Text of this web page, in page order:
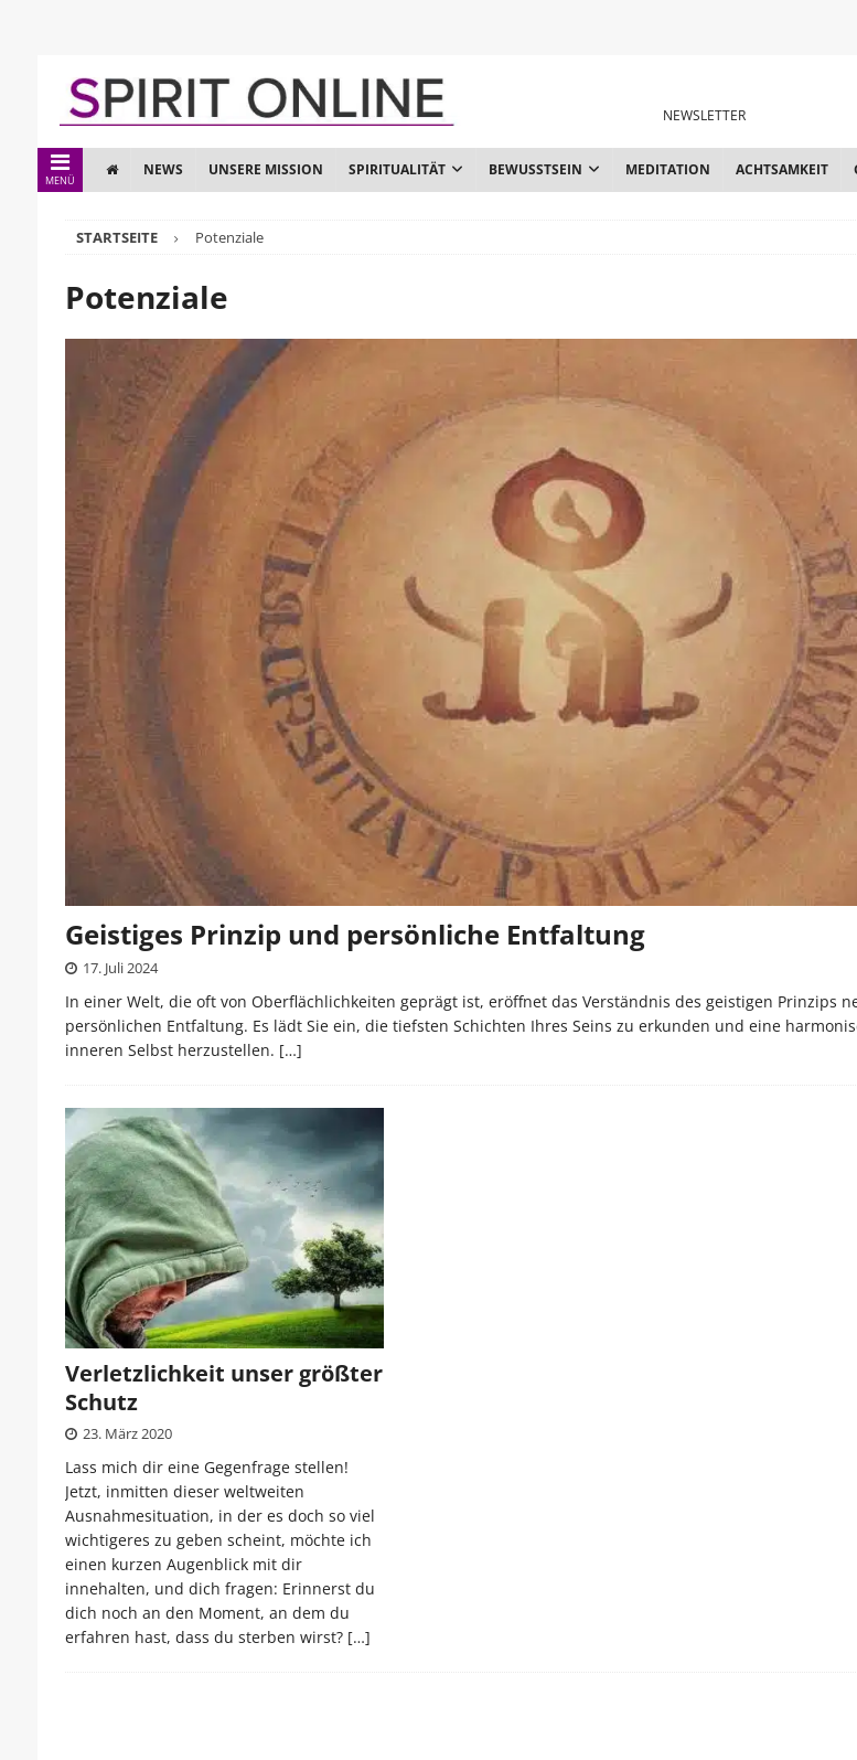
NEWSLETTER
MENÜ
NEWS UNSERE MISSION SPIRITUALITÄT BEWUSSTSEIN MEDITATION ACHTSAMKEIT
STARTSEITE Potenziale
Potenziale
Geistiges Prinzip und persönliche Entfaltung
17. Juli 2024
In einer Welt, die oft von Oberflächlichkeiten geprägt ist, eröffnet das Verständnis des geistigen Prinzips
persönlichen Entfaltung. Es lädt Sie ein, die tiefsten Schichten Ihres Seins zu erkunden und eine
inneren Selbst herzustellen. […]
Verletzlichkeit unser größter
Schutz
23. März 2020
Lass mich dir eine Gegenfrage stellen!
Jetzt, inmitten dieser weltweiten
Ausnahmesituation, in der es doch so viel
wichtigeres zu geben scheint, möchte ich
einen kurzen Augenblick mit dir
innehalten, und dich fragen: Erinnerst du
dich noch an den Moment, an dem du
erfahren hast, dass du sterben wirst? […]